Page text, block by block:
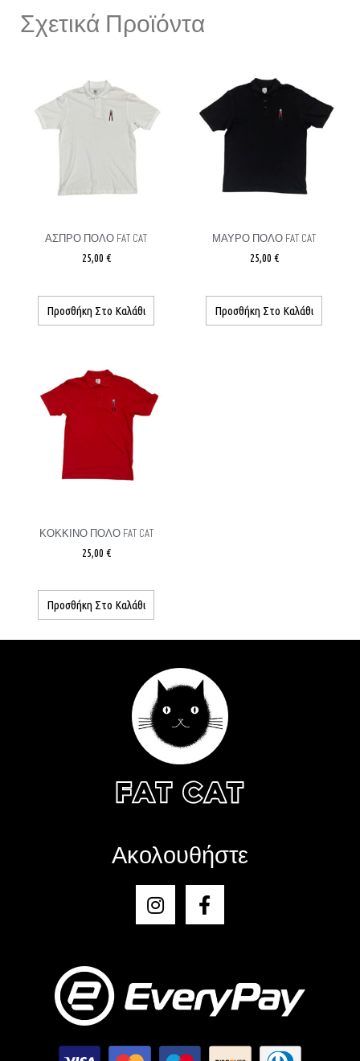
Σχετικά Προϊόντα
ΑΣΠΡΟ ΠΟΛΟ FAT CAT
25,00 €
Προσθήκη Στο Καλάθι
ΜΑΎΡΟ ΠΟΛΟ FAT CAT
25,00 €
Προσθήκη Στο Καλάθι
ΚΟΚΚΊΝΟ ΠΟΛΟ FAT CAT
25,00 €
Προσθήκη Στο Καλάθι
Ακολουθήστε